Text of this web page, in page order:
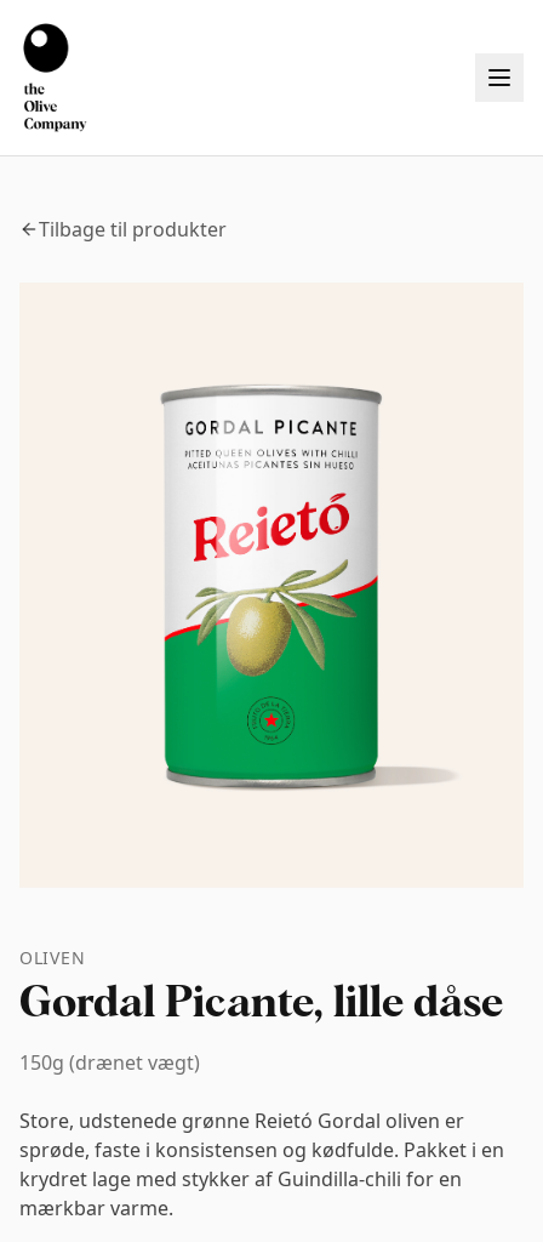
Tilbage til produkter
OLIVEN
Gordal Picante, lille dåse
150g (drænet vægt)
Store, udstenede grønne Reietó Gordal oliven er
sprøde, faste i konsistensen og kødfulde. Pakket i en
krydret lage med stykker af Guindilla-chili for en
mærkbar varme.